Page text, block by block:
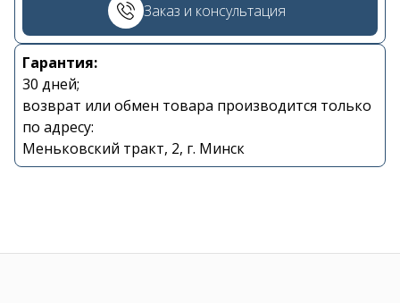
Заказ и консультация
Гарантия:
30 дней;
возврат или обмен товара производится только
по адресу:
Меньковский тракт, 2, г. Минск
Viber
shupik21@bk.ru